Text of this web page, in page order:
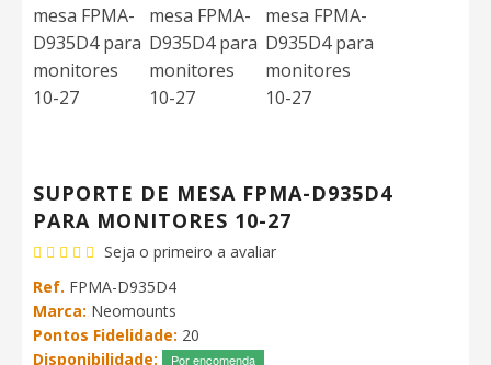
SUPORTE DE MESA FPMA-D935D4
PARA MONITORES 10-27
Seja o primeiro a avaliar
Ref. FPMA-D935D4
Marca: Neomounts
Pontos Fidelidade: 20
Disponibilidade:
Por encomenda